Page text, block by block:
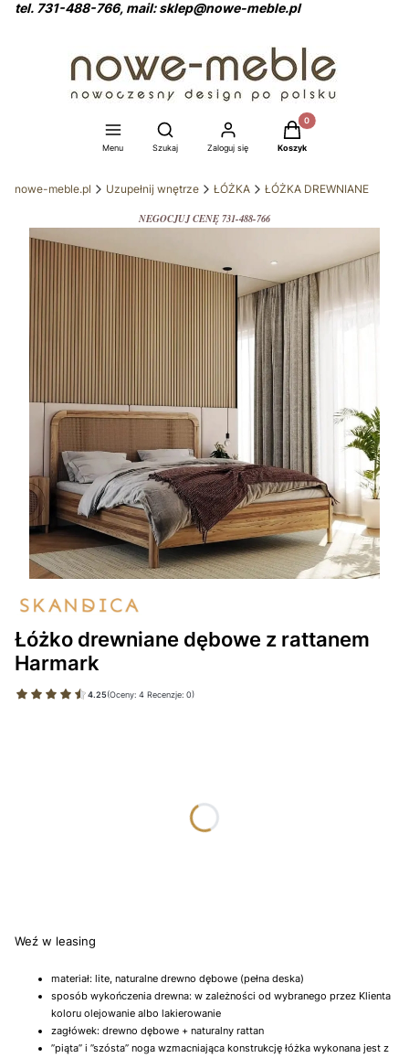
tel. 731-488-766, mail: sklep@nowe-meble.pl
Menu
Otwórz wyszukiwarkę
Szukaj Zaloguj się
Produkty w koszyku:
Koszyk
nowe-meble.pl Uzupełnij wnętrze ŁÓŻKA ŁÓŻKA DREWNIANE
NEGOCJUJ CENĘ 731-488-766
Łóżko drewniane dębowe z rattanem
Harmark
4.25(Oceny: 4 Recenzje: 0)
Weź w leasing
materiał: lite, naturalne drewno dębowe (pełna deska)
sposób wykończenia drewna: w zależności od wybranego przez Klienta
koloru olejowanie albo lakierowanie
zagłówek: drewno dębowe + naturalny rattan
”piąta” i ”szósta” noga wzmacniająca konstrukcję łóżka wykonana jest z